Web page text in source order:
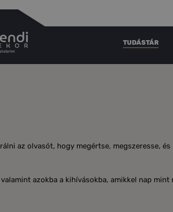
TUDÁSTÁR
az olvasót, hogy megértse, megszeresse,
azokba a kihívásokba, amikkel nap